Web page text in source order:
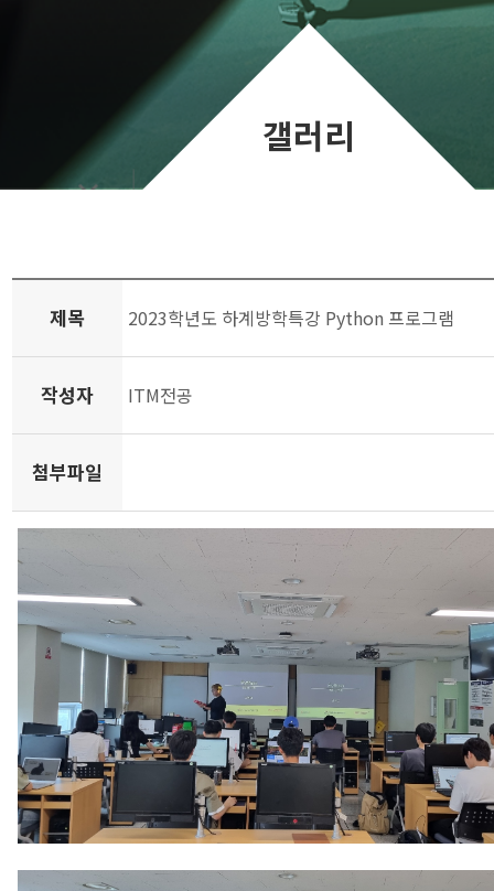
갤러리
제목 2023학년도 하계방학특강 Python 프로그램
작성자 ITM전공
첨부파일